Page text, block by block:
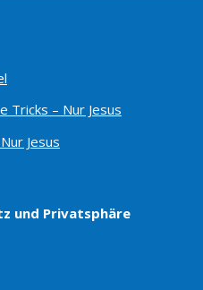
Tricks – Nur Jesus
Jesus
und Privatsphäre